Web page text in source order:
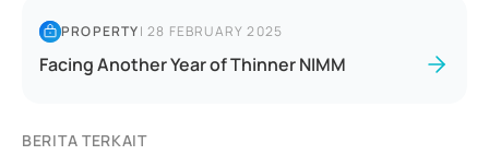
PROPERTY|28 FEBRUARY 2025
Facing Another Year of Thinner NIMM
BERITA TERKAIT